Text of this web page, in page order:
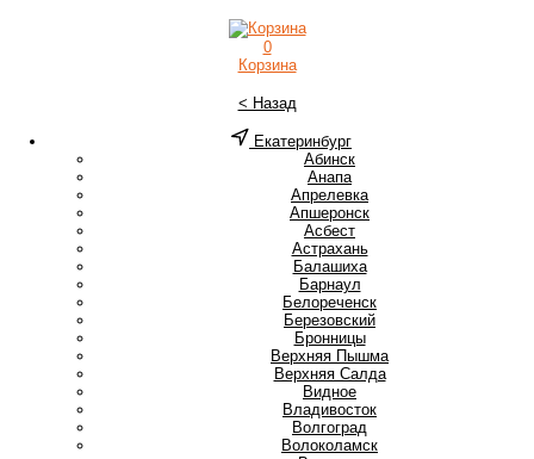
0
Корзина
< Назад
Екатеринбург
Абинск
Анапа
Апрелевка
Апшеронск
Асбест
Астрахань
Балашиха
Барнаул
Белореченск
Березовский
Бронницы
Верхняя Пышма
Верхняя Салда
Видное
Владивосток
Волгоград
Волоколамск